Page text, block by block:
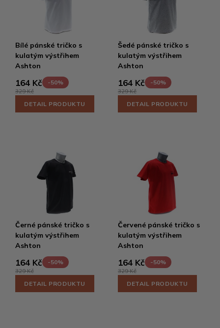
Bílé pánské tričko s
kulatým výstřihem
Ashton
164 Kč
-50%
329 Kč
DETAIL PRODUKTU
Šedé pánské tričko s
kulatým výstřihem
Ashton
164 Kč
-50%
329 Kč
DETAIL PRODUKTU
Černé pánské tričko s
kulatým výstřihem
Ashton
164 Kč
-50%
329 Kč
DETAIL PRODUKTU
Červené pánské tričko s
kulatým výstřihem
Ashton
164 Kč
-50%
329 Kč
DETAIL PRODUKTU